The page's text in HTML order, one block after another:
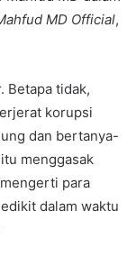
MD Official,
Betapa tidak,
korupsi
dan bertanya-
menggasak
para
dalam waktu